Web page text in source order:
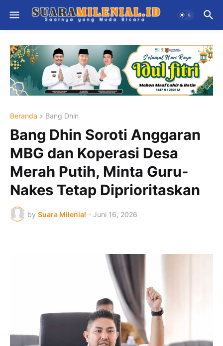
Beranda Bang Dhin
Bang Dhin Soroti Anggaran
MBG dan Koperasi Desa
Merah Putih, Minta Guru-
Nakes Tetap Diprioritaskan
by Suara Milenial - Juni 16, 2026